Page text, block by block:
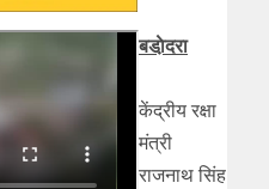
बडा़ेदरा
केंद्रीय रक्षा
मंत्री
राजनाथ सिंह